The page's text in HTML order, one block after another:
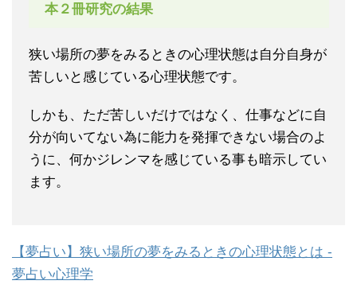
本２冊研究の結果
狭い場所の夢をみるときの心理状態は自分自身が
苦しいと感じている心理状態です。
しかも、ただ苦しいだけではなく、仕事などに自
分が向いてない為に能力を発揮できない場合のよ
うに、何かジレンマを感じている事も暗示してい
ます。
【夢占い】狭い場所の夢をみるときの心理状態とは -
夢占い心理学